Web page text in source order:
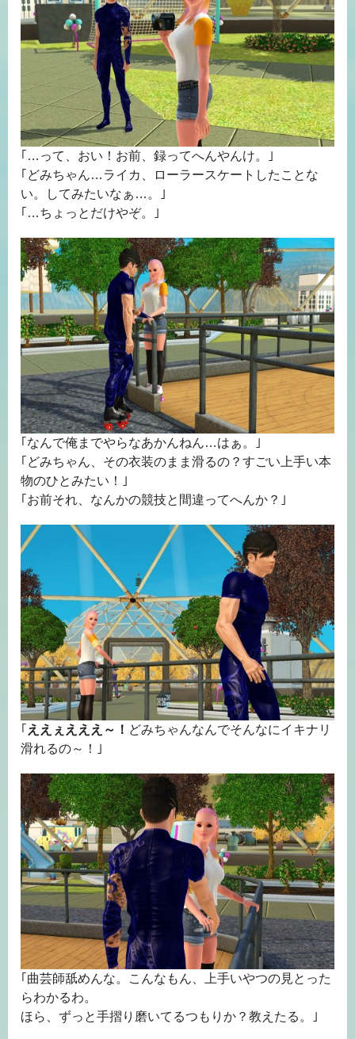
｢…って、おい！お前、録ってへんやんけ。｣
｢どみちゃん…ライカ、ローラースケートしたことな
い。してみたいなぁ…。｣
｢…ちょっとだけやぞ。｣
｢なんで俺までやらなあかんねん…はぁ。｣
｢どみちゃん、その衣装のまま滑るの？すごい上手い本
物のひとみたい！｣
｢お前それ、なんかの競技と間違ってへんか？｣
｢ ええぇえええ～！ どみちゃんなんでそんなにイキナリ
滑れるの～！｣
｢曲芸師舐めんな。こんなもん、上手いやつの見とった
らわかるわ。
ほら、ずっと手摺り磨いてるつもりか？教えたる。｣